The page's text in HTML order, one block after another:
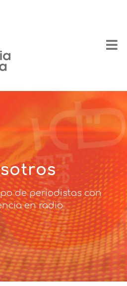
de periodistas con
en radio